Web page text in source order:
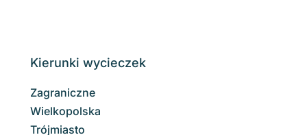
Kierunki wycieczek
Zagraniczne
Wielkopolska
Trójmiasto